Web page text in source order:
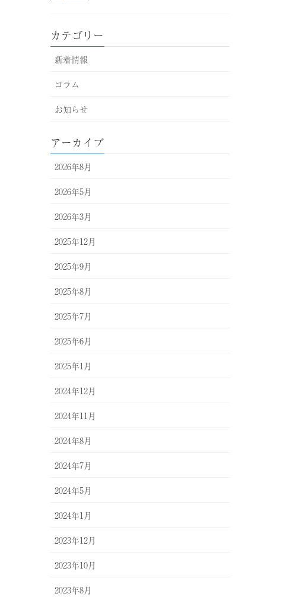
カテゴリー
新着情報
コラム
お知らせ
アーカイブ
2026年8月
2026年5月
2026年3月
2025年12月
2025年9月
2025年8月
2025年7月
2025年6月
2025年1月
2024年12月
2024年11月
2024年8月
2024年7月
2024年5月
2024年1月
2023年12月
2023年10月
2023年8月